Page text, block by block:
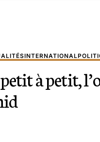
INTERNATIONAL
à petit,